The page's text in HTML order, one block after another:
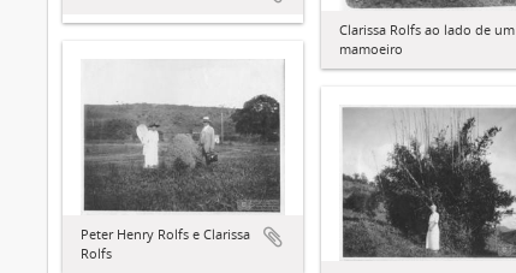
Clarissa Rolfs ao lado de um
mamoeiro
Peter Henry Rolfs e Clarissa
Rolfs